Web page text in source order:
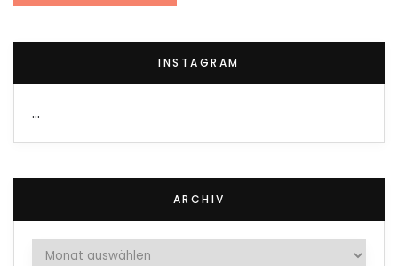
INSTAGRAM
…
ARCHIV
Archiv